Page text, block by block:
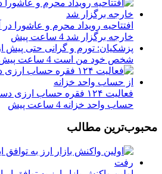
افتتاحیه رویداد محرم و عاشورا در
خارجه برگزار شد 4 ساعت پیش
پزشکیان: تورم و گرانی حتی پیش
شخص خود من است 4 ساعت پیش
فعالیت ۱۲۴ فقره حساب
حساب واحد خزانه 4 ساعت پیش
محبوب‌ترین مطالب